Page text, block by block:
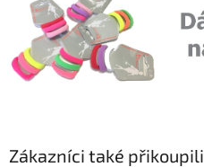
Zákazníci také přikoupili